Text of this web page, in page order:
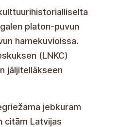
platon-puvun
hamekuvioissa.
(LNKC)
jäljitelläkseen
jebkuram
citām Latvijas